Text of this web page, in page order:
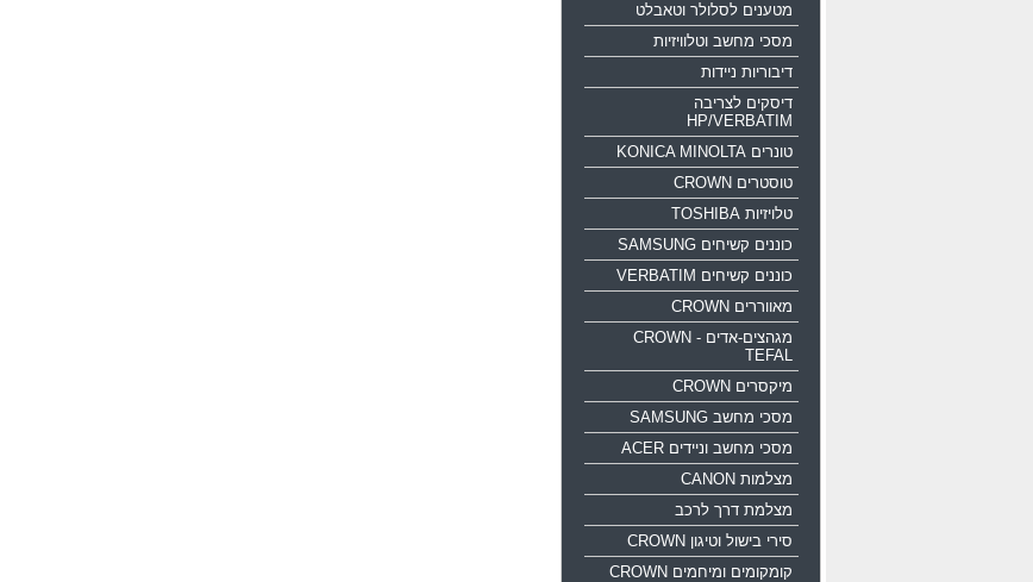
מטענים לסלולר וטאבלט
מסכי מחשב וטלוויזיות
דיבוריות ניידות
דיסקים לצריבה
HP/VERBATIM
טונרים KONICA MINOLTA
טוסטרים CROWN
טלויזיות TOSHIBA
כוננים קשיחים SAMSUNG
כוננים קשיחים VERBATIM
מאווררים CROWN
מגהצים-אדים CROWN -
TEFAL
מיקסרים CROWN
מסכי מחשב SAMSUNG
מסכי מחשב וניידים ACER
מצלמות CANON
מצלמת דרך לרכב
סירי בישול וטיגון CROWN
קומקומים ומיחמים CROWN